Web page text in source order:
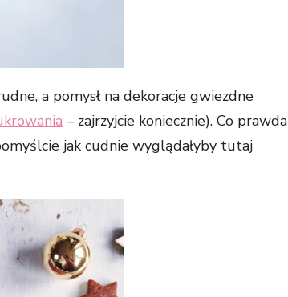
a pomysł na dekoracje gwiezdne
– zajrzyjcie koniecznie). Co prawda
jak cudnie wyglądałyby tutaj
i